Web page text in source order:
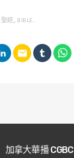
聖經, BIBLE.
email
加拿大華播 CGBC